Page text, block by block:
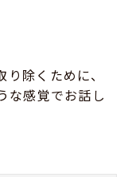
除くために、
な感覚でお話し